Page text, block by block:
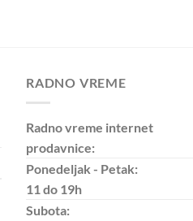
RADNO VREME
Radno vreme internet
prodavnice:
Ponedeljak - Petak:
11 do 19h
Subota: